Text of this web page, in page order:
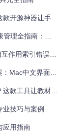
技巧与案例
应用指南